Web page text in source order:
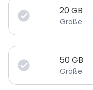
20GB
Größe
50GB
Größe